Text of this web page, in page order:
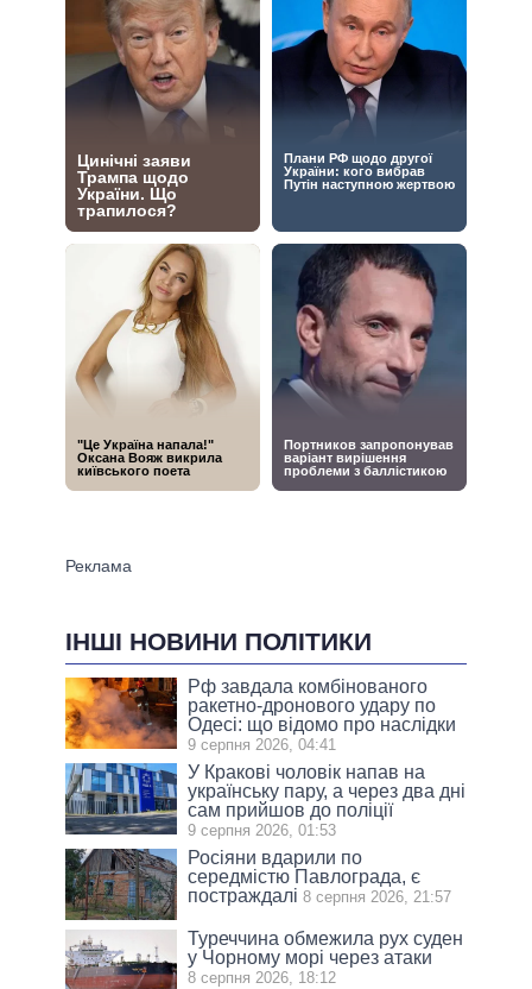
ІНШІ НОВИНИ ПОЛІТИКИ
Рф завдала комбінованого
ракетно-дронового удару по
Одесі: що відомо про наслідки
9 серпня 2026, 04:41
У Кракові чоловік напав на
українську пару, а через два дні
сам прийшов до поліції
9 серпня 2026, 01:53
Росіяни вдарили по
середмістю Павлограда, є
постраждалі 8 серпня 2026, 21:57
Туреччина обмежила рух суден
у Чорному морі через атаки
8 серпня 2026, 18:12